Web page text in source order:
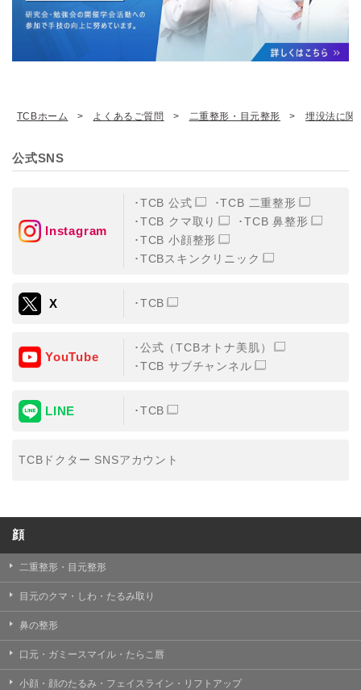
TCBホーム よくあるご質問 二重整形・目元整形 埋没法に関
公式SNS
Instagram
TCB 公式
TCB 二重整形
TCB クマ取り
TCB 鼻整形
TCB 小顔整形
TCBスキンクリニック
X TCB
YouTube
公式（TCBオトナ美肌）
TCB サブチャンネル
LINE TCB
TCBドクター SNSアカウント
顔
二重整形・目元整形
目元のクマ・しわ・たるみ取り
鼻の整形
口元・ガミースマイル・たらこ唇
小顔・顔のたるみ・フェイスライン・リフトアップ